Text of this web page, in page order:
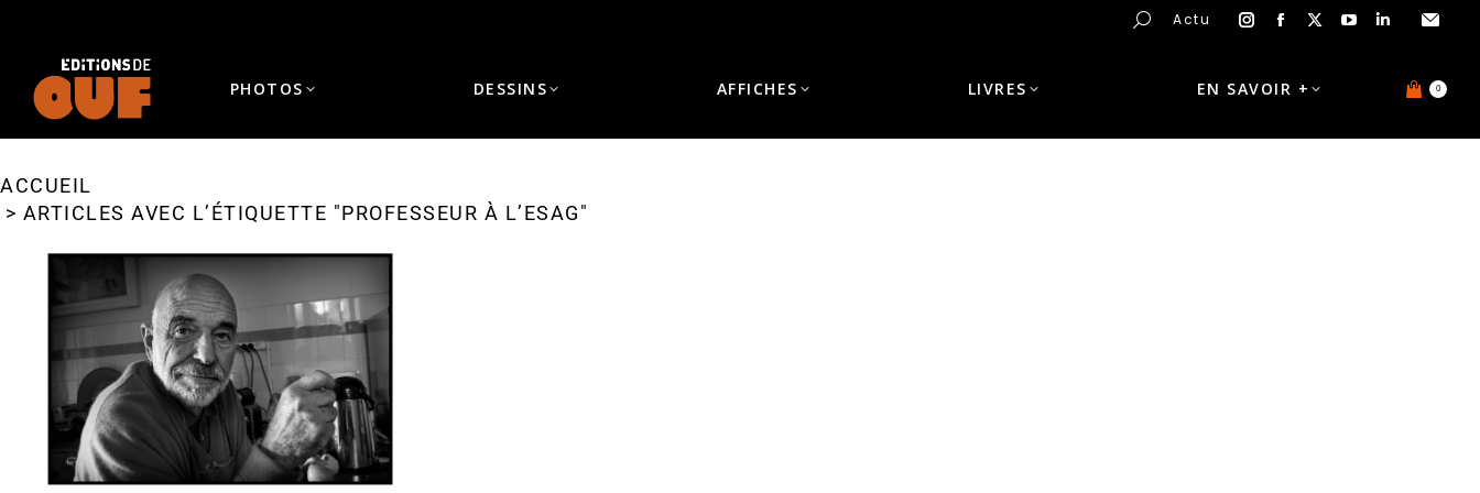
Actu
PHOTOS DESSINS AFFICHES LIVRES EN SAVOIR + 0
Vous êtes ici :
ACCUEIL
ARTICLES AVEC L’ÉTIQUETTE "PROFESSEUR À L’ESAG"